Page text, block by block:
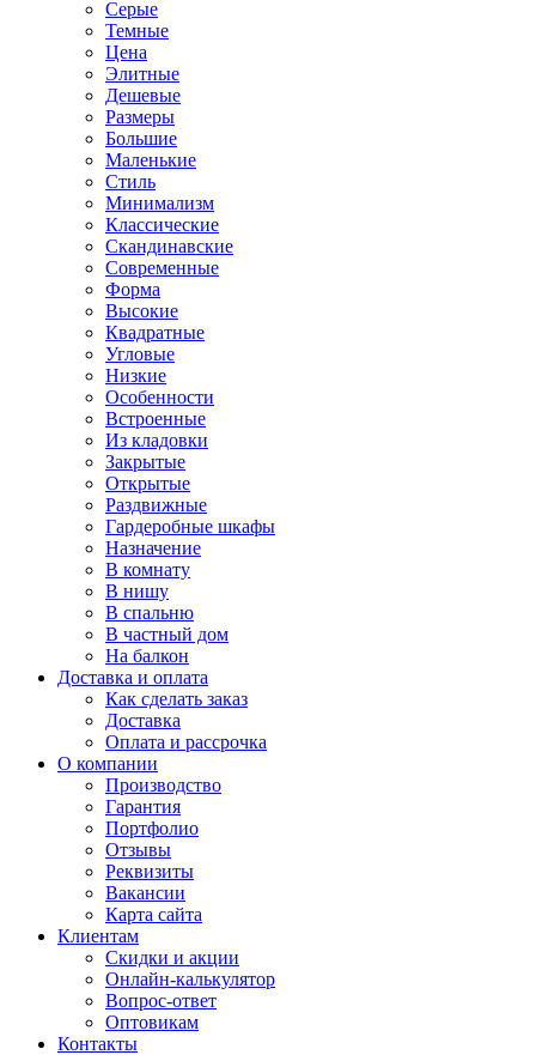
Серые
Темные
Цена
Элитные
Дешевые
Размеры
Большие
Маленькие
Стиль
Минимализм
Классические
Скандинавские
Современные
Форма
Высокие
Квадратные
Угловые
Низкие
Особенности
Встроенные
Из кладовки
Закрытые
Открытые
Раздвижные
Гардеробные шкафы
Назначение
В комнату
В нишу
В спальню
В частный дом
На балкон
Доставка и оплата
Как сделать заказ
Доставка
Оплата и рассрочка
О компании
Производство
Гарантия
Портфолио
Отзывы
Реквизиты
Вакансии
Карта сайта
Клиентам
Скидки и акции
Онлайн-калькулятор
Вопрос-ответ
Оптовикам
Контакты